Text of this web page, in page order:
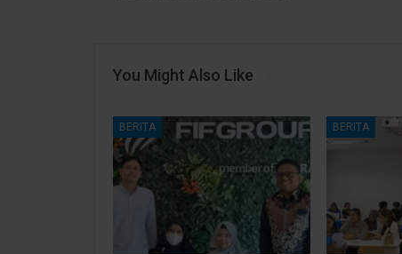
You Might Also Like
BERITA BERITA